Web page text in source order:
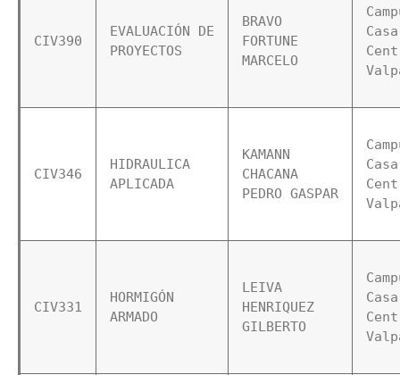
CIV390
EVALUACIÓN DE
PROYECTOS
BRAVO
FORTUNE
MARCELO
Casa
CIV346
HIDRAULICA
APLICADA
KAMANN
CHACANA
PEDRO GASPAR
Casa
CIV331
HORMIGÓN
ARMADO
LEIVA
HENRIQUEZ
GILBERTO
Casa